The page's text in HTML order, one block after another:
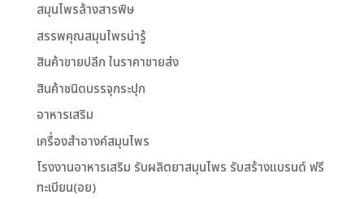
สมุนไพรล้างสารพิษ
สรรพคุณสมุนไพรน่ารู้
สินค้าขายปลีก ในราคาขายส่ง
สินค้าชนิดบรรจุกระปุก
อาหารเสริม
เครื่องสำอางค์สมุนไพร
โรงงานอาหารเสริม รับผลิตยาสมุนไพร รับสร้างแบรนด์ ฟรี
ทะเบียน(อย)